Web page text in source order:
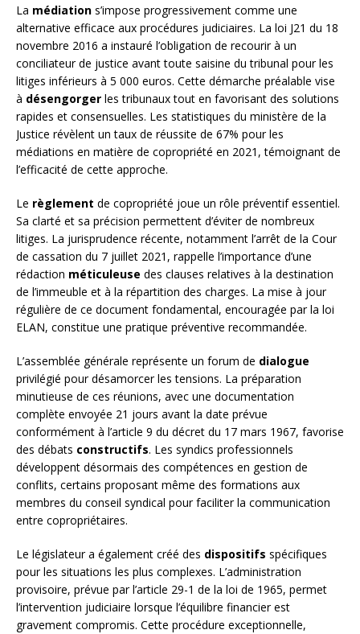
La médiation s’impose progressivement comme une
alternative efficace aux procédures judiciaires. La loi J21 du 18
novembre 2016 a instauré l’obligation de recourir à un
conciliateur de justice avant toute saisine du tribunal pour les
litiges inférieurs à 5 000 euros. Cette démarche préalable vise
à désengorger les tribunaux tout en favorisant des solutions
rapides et consensuelles. Les statistiques du ministère de la
Justice révèlent un taux de réussite de 67% pour les
médiations en matière de copropriété en 2021, témoignant de
l’efficacité de cette approche.
Le règlement de copropriété joue un rôle préventif essentiel.
Sa clarté et sa précision permettent d’éviter de nombreux
litiges. La jurisprudence récente, notamment l’arrêt de la Cour
de cassation du 7 juillet 2021, rappelle l’importance d’une
rédaction méticuleuse des clauses relatives à la destination
de l’immeuble et à la répartition des charges. La mise à jour
régulière de ce document fondamental, encouragée par la loi
ELAN, constitue une pratique préventive recommandée.
L’assemblée générale représente un forum de dialogue
privilégié pour désamorcer les tensions. La préparation
minutieuse de ces réunions, avec une documentation
complète envoyée 21 jours avant la date prévue
conformément à l’article 9 du décret du 17 mars 1967, favorise
des débats constructifs. Les syndics professionnels
développent désormais des compétences en gestion de
conflits, certains proposant même des formations aux
membres du conseil syndical pour faciliter la communication
entre copropriétaires.
Le législateur a également créé des dispositifs spécifiques
pour les situations les plus complexes. L’administration
provisoire, prévue par l’article 29-1 de la loi de 1965, permet
l’intervention judiciaire lorsque l’équilibre financier est
gravement compromis. Cette procédure exceptionnelle,